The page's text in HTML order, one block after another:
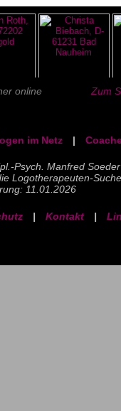
online Zum
im Netz |
Psych. Manfred Soeder
Logotherapeuten-Suche
11.01.2026
| Kontakt |